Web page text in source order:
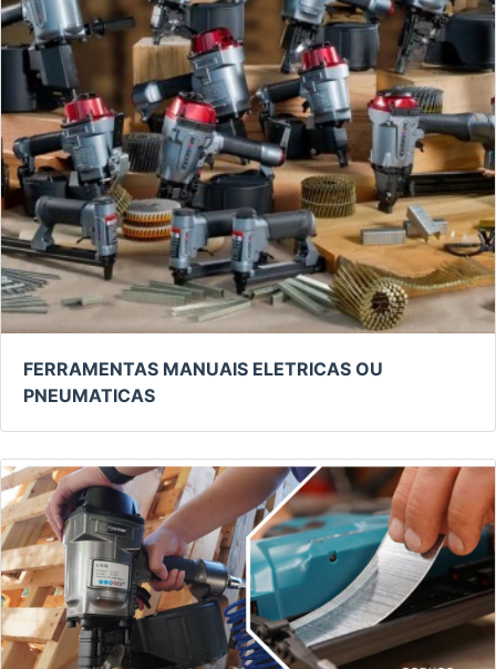
FERRAMENTAS MANUAIS ELETRICAS OU
PNEUMATICAS